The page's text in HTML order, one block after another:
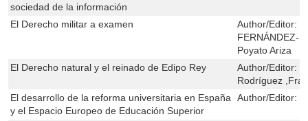
sociedad de la información
El Derecho militar a examen Author/Editor:
FERNÁNDEZ-
Poyato Ariza
El Derecho natural y el reinado de Edipo Rey
Author/Editor:
Rodríguez
El desarrollo de la reforma universitaria en España
y el Espacio Europeo de Educación Superior
Author/Editor: